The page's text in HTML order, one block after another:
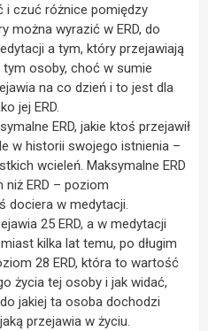
i czuć różnice pomiędzy
można wyrazić w ERD, do
a tym, który przejawiają
osoby, choć w sumie
na co dzień i to jest dla
jej ERD.
ERD, jakie ktoś przejawił
w historii swojego istnienia –
wcieleń. Maksymalne ERD
ERD – poziom
dociera w medytacji.
25 ERD, a w medytacji
kilka lat temu, po długim
28 ERD, która to wartość
życia tej osoby i jak widać,
jakiej ta osoba dochodzi
przejawia w życiu.